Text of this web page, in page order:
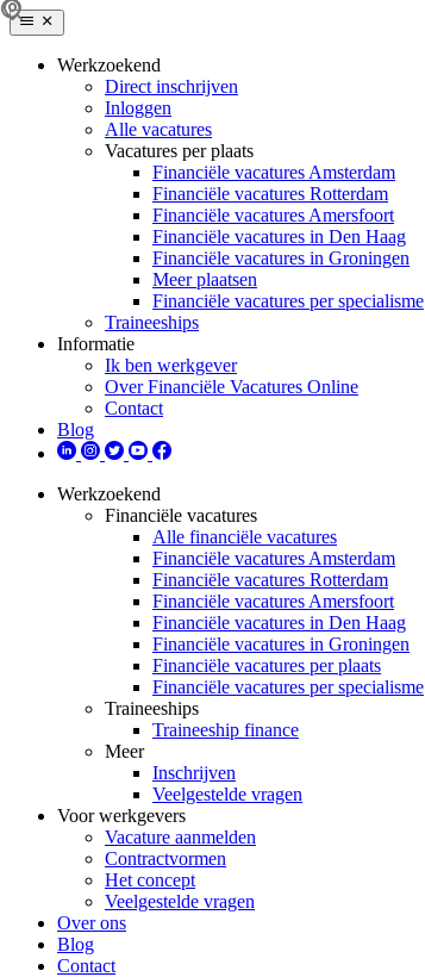
Werkzoekend
Direct inschrijven
Inloggen
Alle vacatures
Vacatures per plaats
Financiële vacatures Amsterdam
Financiële vacatures Rotterdam
Financiële vacatures Amersfoort
Financiële vacatures in Den Haag
Financiële vacatures in Groningen
Meer plaatsen
Financiële vacatures per specialisme
Traineeships
Informatie
Ik ben werkgever
Over Financiële Vacatures Online
Contact
Blog
Werkzoekend
Financiële vacatures
Alle financiële vacatures
Financiële vacatures Amsterdam
Financiële vacatures Rotterdam
Financiële vacatures Amersfoort
Financiële vacatures in Den Haag
Financiële vacatures in Groningen
Financiële vacatures per plaats
Financiële vacatures per specialisme
Traineeships
Traineeship finance
Meer
Inschrijven
Veelgestelde vragen
Voor werkgevers
Vacature aanmelden
Contractvormen
Het concept
Veelgestelde vragen
Over ons
Blog
Contact